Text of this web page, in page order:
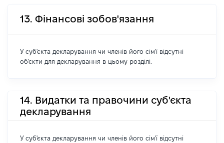
13. Фінансові зобов'язання
У суб'єкта декларування чи членів його сім'ї відсутні
об'єкти для декларування в цьому розділі.
14. Видатки та правочини суб'єкта
декларування
У суб'єкта декларування чи членів його сім'ї відсутні